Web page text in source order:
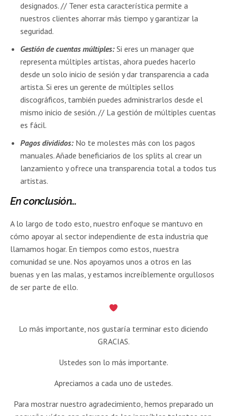
designados. // Tener esta característica permite a
nuestros clientes ahorrar más tiempo y garantizar la
seguridad.
Gestión de cuentas múltiples: Si eres un manager que
representa múltiples artistas, ahora puedes hacerlo
desde un solo inicio de sesión y dar transparencia a cada
artista. Si eres un gerente de múltiples sellos
discográficos, también puedes administrarlos desde el
mismo inicio de sesión. // La gestión de múltiples cuentas
es fácil.
Pagos divididos: No te molestes más con los pagos
manuales. Añade beneficiarios de los splits al crear un
lanzamiento y ofrece una transparencia total a todos tus
artistas.
En conclusión…
A lo largo de todo esto, nuestro enfoque se mantuvo en
cómo apoyar al sector independiente de esta industria que
llamamos hogar. En tiempos como estos, nuestra
comunidad se une. Nos apoyamos unos a otros en las
buenas y en las malas, y estamos increíblemente orgullosos
de ser parte de ello.
Lo más importante, nos gustaría terminar esto diciendo
GRACIAS.
Ustedes son lo más importante.
Apreciamos a cada uno de ustedes.
Para mostrar nuestro agradecimiento, hemos preparado un